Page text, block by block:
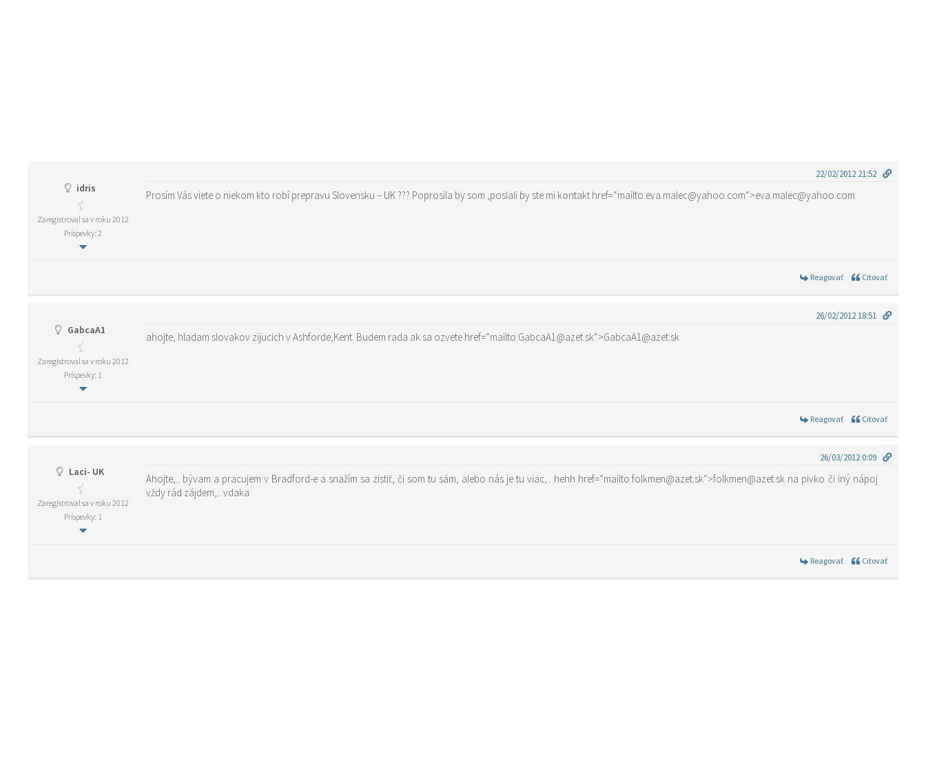
idris
Zaregistroval sa v roku 2012
Príspevky: 2
22/02/2012 21:52
Prosím Vás viete o niekom kto robí prepravu Slovensku – UK ??? Poprosila by som ,poslali by ste mi kontakt href=“mailto:eva.malec@yahoo.com“>eva.malec@yahoo.com
Reagovať Citovať
GabcaA1
Zaregistroval sa v roku 2012
Príspevky: 1
26/02/2012 18:51
ahojte, hladam slovakov zijucich v Ashforde,Kent. Budem rada ak sa ozvete href=“mailto:GabcaA1@azet.sk“>GabcaA1@azet.sk
Reagovať Citovať
Laci- UK
Zaregistroval sa v roku 2012
Príspevky: 1
26/03/2012 0:09
Ahojte,.. bývam a pracujem v Bradford-e a snažím sa zistiť, či som tu sám, alebo nás je tu viac,.. hehh href=“mailto:folkmen@azet.sk“>folkmen@azet.sk na pivko či iný nápoj
vždy rád zájdem,.. vdaka
Reagovať Citovať